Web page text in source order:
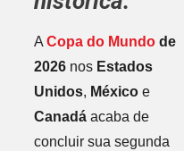
A Copa do Mundode
2026nos Estados
Unidos, Méxicoe
Canadáacaba de
concluir sua segunda